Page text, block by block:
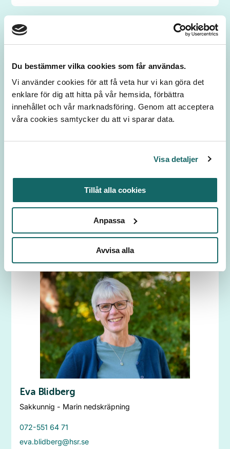
Du bestämmer vilka cookies som får användas.
Vi använder cookies för att få veta hur vi kan göra det
enklare för dig att hitta på vår hemsida, förbättra
innehållet och vår marknadsföring. Genom att acceptera
våra cookies samtycker du att vi sparar data.
Visa detaljer
Tillåt alla cookies
Anpassa
Avvisa alla
070-263 99 10
Eva Blidberg
Sakkunnig - Marin nedskräpning
072-551 64 71
eva.blidberg@hsr.se